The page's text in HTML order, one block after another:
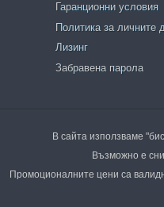
Гаранционни условия
Политика за личните
Лизинг
Забравена парола
В сайта използваме
Възможно е
Промоционалните цени са